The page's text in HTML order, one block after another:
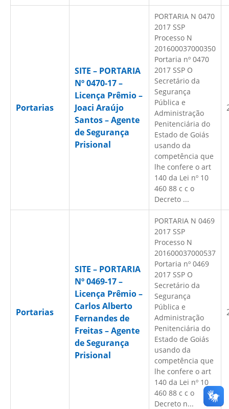
Portarias
SITE – PORTARIA
Nº 0470-17 –
Licença Prêmio –
Joaci Araújo
Santos – Agente
de Segurança
Prisional
PORTARIA N 0470
2017 SSP
Processo N
201600037000350
Portaria nº 0470
2017 SSP O
Secretário da
Segurança
Pública e
Administração
Penitenciária do
Estado de Goiás
usando da
competência que
lhe confere o art
140 da Lei nº 10
460 88 c c o
Decreto ...
Portarias
SITE – PORTARIA
Nº 0469-17 –
Licença Prêmio –
Carlos Alberto
Fernandes de
Freitas – Agente
de Segurança
Prisional
PORTARIA N 0469
2017 SSP
Processo N
201600037000537
Portaria nº 0469
2017 SSP O
Secretário da
Segurança
Pública e
Administração
Penitenciária do
Estado de Goiás
usando da
competência que
lhe confere o art
140 da Lei nº 10
460 88 c c o
Decreto n...